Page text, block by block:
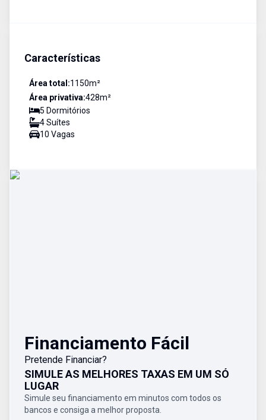
Características
Área total:1150m²
Área privativa:428m²
5 Dormitórios
4Suítes
10 Vagas
Financiamento Fácil
Pretende Financiar?
SIMULE AS MELHORES TAXAS EM UM SÓ
LUGAR
Simule seu financiamento em minutos com todos os
bancos e consiga a melhor proposta.